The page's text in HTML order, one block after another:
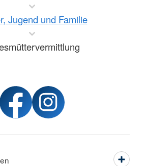
Jugend und Familie